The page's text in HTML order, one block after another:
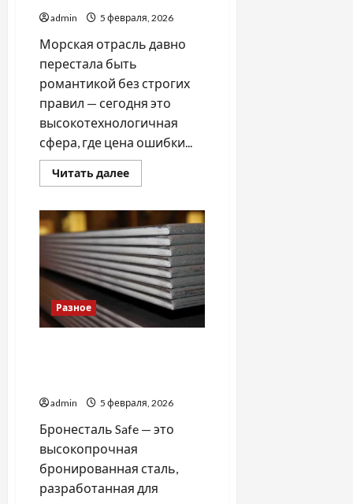
admin 5 февраля, 2026
Морская отрасль давно
перестала быть
романтикой без строгих
правил — сегодня это
высокотехнологичная
сфера, где цена ошибки...
Читать далееПрочитать
больше
стоит
пройти
качественное
обучение
на
оператора
ГМССБ
Разное
admin 5 февраля, 2026
Бронесталь Safe — это
высокопрочная
бронированная сталь,
разработанная для